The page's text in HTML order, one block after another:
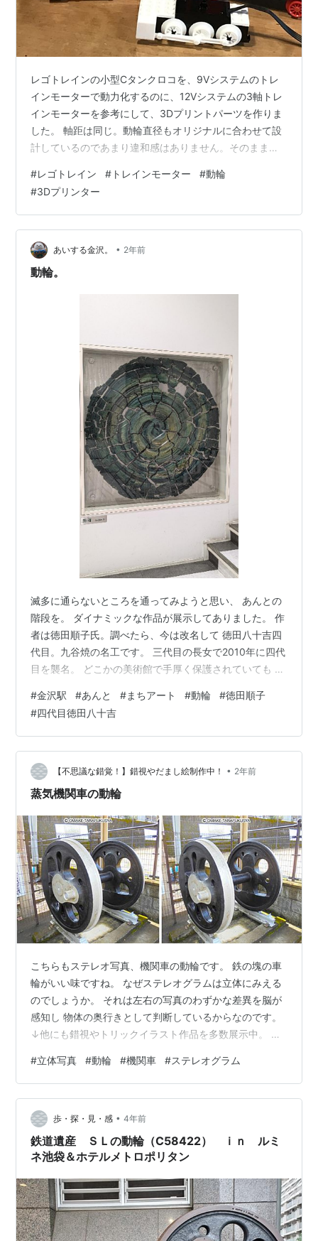
レゴトレインの小型Cタンクロコを、9Vシステムのトレ
インモーターで動力化するのに、12Vシステムの3軸トレ
インモーターを参考にして、3Dプリントパーツを作りま
した。 軸距は同じ。動輪直径もオリジナルに合わせて設
計しているのであまり違和感はありません。そのまま交
の9Vシステムシリーズの掘りの浅い車輪のアピアランス
に惑わされてしまったのと直径をmm単位で四捨五入して
ほんの少し大きくなったせいか、オリジナルの車輪の雰
囲気と随分違います。また、動輪にバランスウェイトが
無いのも不満です。 なのでもう一度、動輪を作り直すこ
とにしました。今度は嵌め合いなど…
#レゴトレイン # トレインモーター #動輪
#3Dプリンター
あいする金沢。 • 2年前
動輪。
滅多に通らないところを通ってみようと思い、 あんとの
階段を。 ダイナミックな作品が展示してありました。 作
者は徳田順子氏。調べたら、今は改名して 徳田八十吉四
代目。九谷焼の名工です。 三代目の長女で2010年に四代
目を襲名。 どこかの美術館で手厚く保護されていても お
ごいです。
#金沢駅 #あんと #まちアート #動輪 #徳田順子
#四代目徳田八十吉
【不思議な錯覚！】錯視やだまし絵制作中！ • 2年前
蒸気機関車の動輪
こちらもステレオ写真、機関車の動輪です。 鉄の塊の車
輪がいい味ですね。 なぜステレオグラムは立体にみえる
のでしょうか。 それは左右の写真のわずかな差異を脳が
感知し 物体の奥行きとして判断しているからなのです。
↓他にも錯視やトリックイラスト作品を多数展示中。 錯
たらふく舎公式サイト
#立体写真 #動輪 #機関車 #ステレオグラム
歩・探・見・感 • 4年前
鉄道遺産 ＳＬの動輪（C58422） ｉｎ ルミ
ネ池袋＆ホテルメトロポリタン